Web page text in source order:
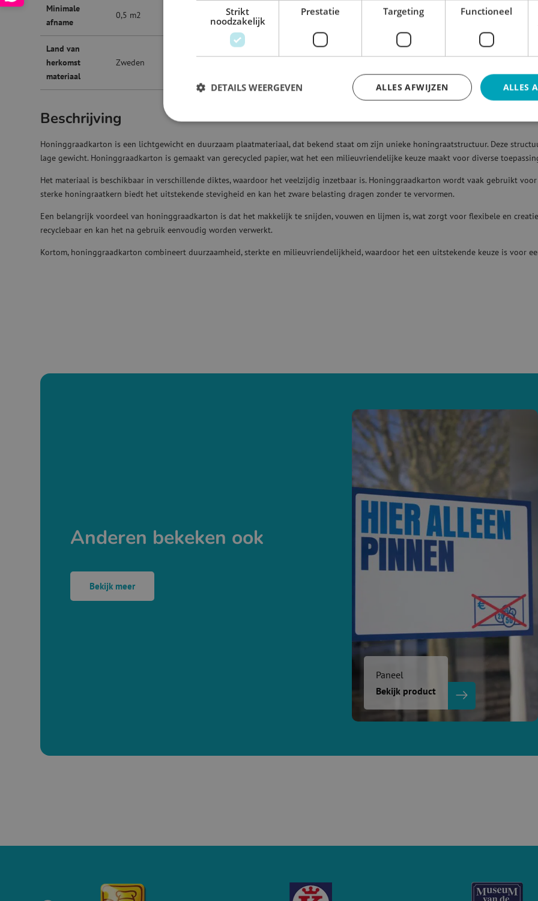
Beschrijving
Honinggraadkarton is een lichtgewicht en duurzaam plaatmateriaal, dat bekend staat om zijn unieke honingraatstructuur. Deze
lage gewicht. Honinggraadkarton is gemaakt van gerecycled papier, wat het een milieuvriendelijke keuze maakt voor diverse
Het materiaal is beschikbaar in verschillende diktes, waardoor het veelzijdig inzetbaar is. Honinggraadkarton wordt vaak gebruikt
sterke honingraatkern biedt het uitstekende stevigheid en kan het zware belasting dragen zonder te vervormen.
Een belangrijk voordeel van honinggraadkarton is dat het makkelijk te snijden, vouwen en lijmen is, wat zorgt voor flexibele en
recyclebaar en kan het na gebruik eenvoudig worden verwerkt.
Kortom, honinggraadkarton combineert duurzaamheid, sterkte en milieuvriendelijkheid, waardoor het een uitstekende keuze is voor
Minimale
afname
0,5 m2
Land van
herkomst
materiaal
Zweden
Anderen bekeken ook
Bekijk meer
Paneel
Bekijk product
Strikt
noodzakelijk
Prestatie Targeting Functioneel
ALLES
ALLES AFWIJZEN
DETAILS WEERGEVEN